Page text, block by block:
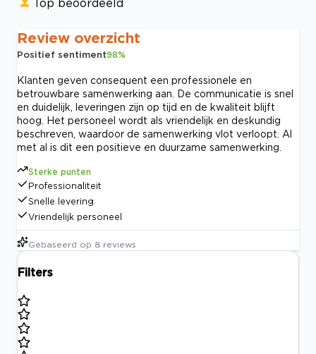
Top beoordeeld
Review overzicht
Positief sentiment98%
Klanten geven consequent een professionele en
betrouwbare samenwerking aan. De communicatie is snel
en duidelijk, leveringen zijn op tijd en de kwaliteit blijft
hoog. Het personeel wordt als vriendelijk en deskundig
beschreven, waardoor de samenwerking vlot verloopt. Al
met al is dit een positieve en duurzame samenwerking.
Sterke punten
Professionaliteit
Snelle levering
Vriendelijk personeel
Gebaseerd op 8 reviews
Filters